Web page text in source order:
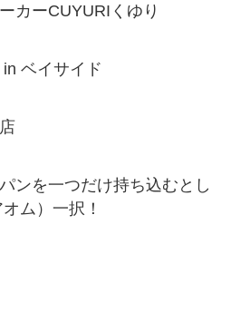
カーCUYURIくゆり
ベイサイド
ンを一つだけ持ち込むとし
ム）一択！